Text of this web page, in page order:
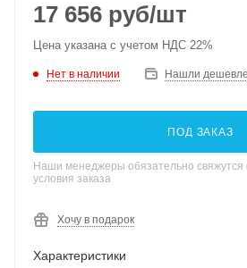
17 656 руб/шт
Цена указана с учетом НДС 22%
Нет в наличии Нашли
ПОД ЗАКАЗ
Наши менеджеры обязательно свяжутся
условия заказа
Хочу в подарок
Характеристики